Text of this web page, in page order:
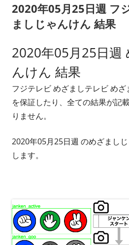
2020年05月25日週 フ
ましじゃんけん 結果
2020年05月25日週
んけん 結果
フジテレビ めざましテレビ め
を保証したり、全ての結果が記
りません。
2020年05月25日週 のめざまし
します。